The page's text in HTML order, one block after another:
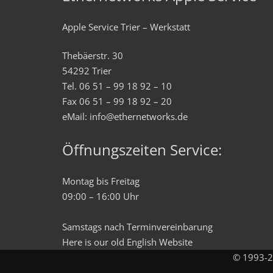
Apple Service Trier – Werkstatt
Thebäerstr. 30
54292 Trier
Tel. 06 51 – 99 18 92 – 10
Fax 06 51 – 99 18 92 – 20
eMail: info@ethernetworks.de
Öffnungszeiten Service:
Montag bis Freitag
09:00 – 16:00 Uhr
Samstags nach Terminvereinbarung
Here is our old English Website
© 1993-